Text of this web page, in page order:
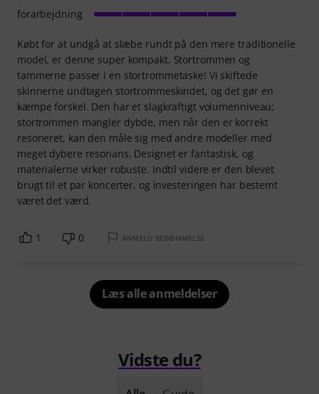
Købt for at undgå at slæbe rundt på den mere traditionelle
model, er denne super kompakt. Stortrommen og
tammerne passer i en stortrommetaske! Vi skiftede
skinnerne undtagen stortrommeskindet, og det gør en
kæmpe forskel. Den har et slagkraftigt volumenniveau;
stortrommen mangler dybde, men når den er korrekt
resoneret, kan den måle sig med andre modeller med
meget dybere resonans. Designet er fantastisk, og
materialerne virker robuste. Indtil videre er den blevet
brugt til et par koncerter, og investeringen har bestemt
været det værd.
forarbejdning
1 0 ANMELD BEDØMMELSE
Læs alle anmeldelser
Vidste du?